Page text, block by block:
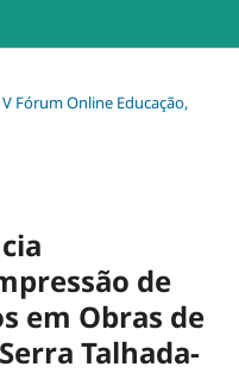
Fórum Online Educação,
de
em Obras de
Talhada-